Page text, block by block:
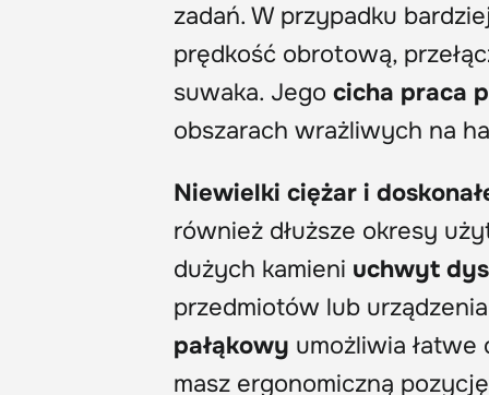
zadań. W przypadku
prędkość obrotową,
suwaka. Jego cicha praca
obszarach wrażliwych na
Niewielki ciężar i
również dłuższe okresy
dużych kamieni uchwyt
przedmiotów lub
pałąkowy umożliwia
masz ergonomiczną